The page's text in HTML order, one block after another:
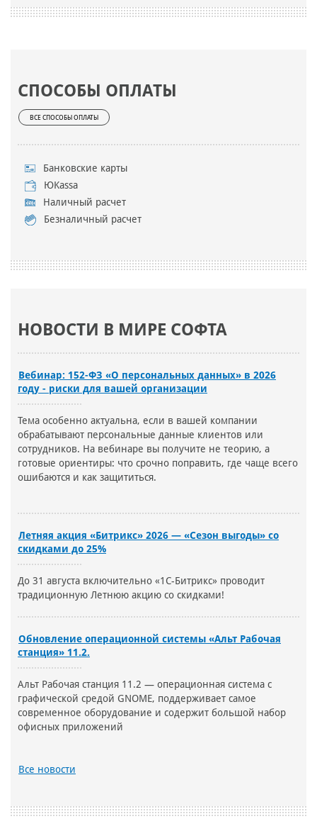
СПОСОБЫ ОПЛАТЫ
ВСЕ СПОСОБЫ ОПЛАТЫ
Банковские карты
ЮKassa
Наличный расчет
Безналичный расчет
НОВОСТИ В МИРЕ СОФТА
Вебинар: 152-ФЗ «О персональных данных» в 2026
году - риски для вашей организации
Тема особенно актуальна, если в вашей компании
обрабатывают персональные данные клиентов или
сотрудников. На вебинаре вы получите не теорию, а
готовые ориентиры: что срочно поправить, где чаще всего
ошибаются и как защититься.
Летняя акция «Битрикс» 2026 — «Сезон выгоды» со
скидками до 25%
До 31 августа включительно «1С-Битрикс» проводит
традиционную Летнюю акцию со скидками!
Обновление операционной системы «Альт Рабочая
станция» 11.2.
Альт Рабочая станция 11.2 — операционная система с
графической средой GNOME, поддерживает самое
современное оборудование и содержит большой набор
офисных приложений
Все новости